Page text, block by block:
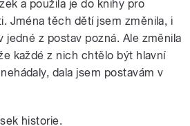
a použila je do knihy pro
Jména těch dětí jsem změnila, i
jedné z postav pozná. Ale změnila
každé z nich chtělo být hlavní
dala jsem postavám v
historie.